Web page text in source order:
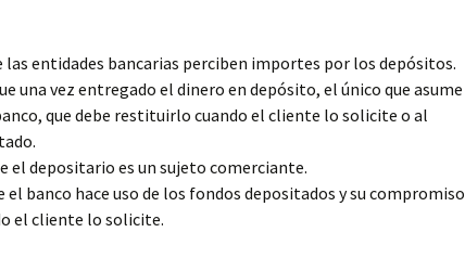
las entidades bancarias perciben importes por los depósitos.
una vez entregado el dinero en depósito, el único que asume
que debe restituirlo cuando el cliente lo solicite o al
el depositario es un sujeto comerciante.
el banco hace uso de los fondos depositados y su compromiso
el cliente lo solicite.